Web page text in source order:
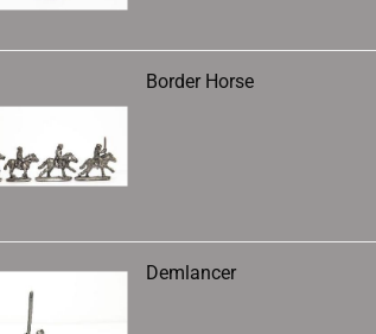
Border Horse
Demlancer